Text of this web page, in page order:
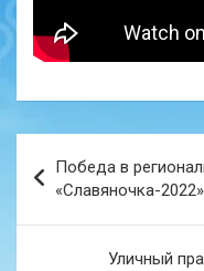
по
записям
Победа в
«Славяночка-2022»
Уличный